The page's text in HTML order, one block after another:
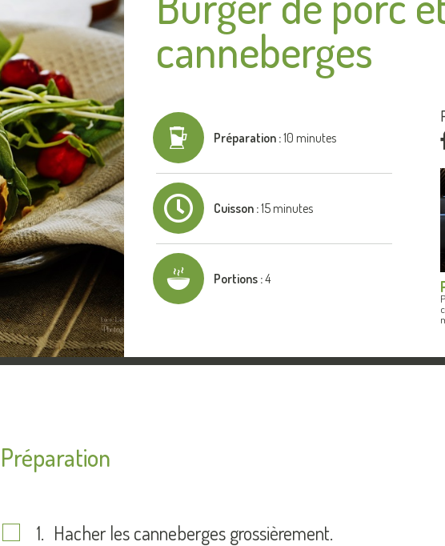
canneberges
Préparation :10 minutes
Cuisson :15 minutes
Portions :4
Préparation
Hacher les canneberges grossièrement.